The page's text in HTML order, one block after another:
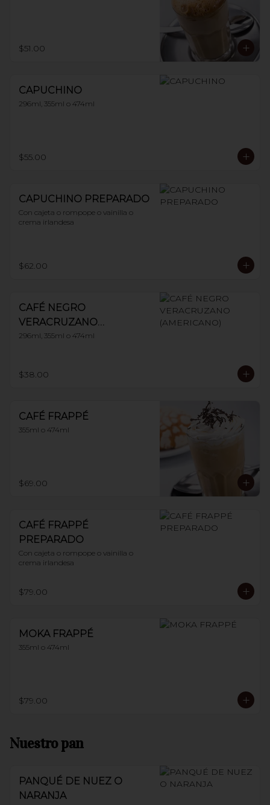
$51.00
CAPUCHINO
296ml, 355ml o 474ml
$55.00
CAPUCHINO PREPARADO
Con cajeta o rompope o vainilla o
crema irlandesa
$62.00
CAFÉ NEGRO
VERACRUZANO
(AMERICANO)
296ml, 355ml o 474ml
$38.00
CAFÉ FRAPPÉ
355ml o 474ml
$69.00
CAFÉ FRAPPÉ
PREPARADO
Con cajeta o rompope o vainilla o
crema irlandesa
$79.00
MOKA FRAPPÉ
355ml o 474ml
$79.00
Nuestro pan
PANQUÉ DE NUEZ O
NARANJA